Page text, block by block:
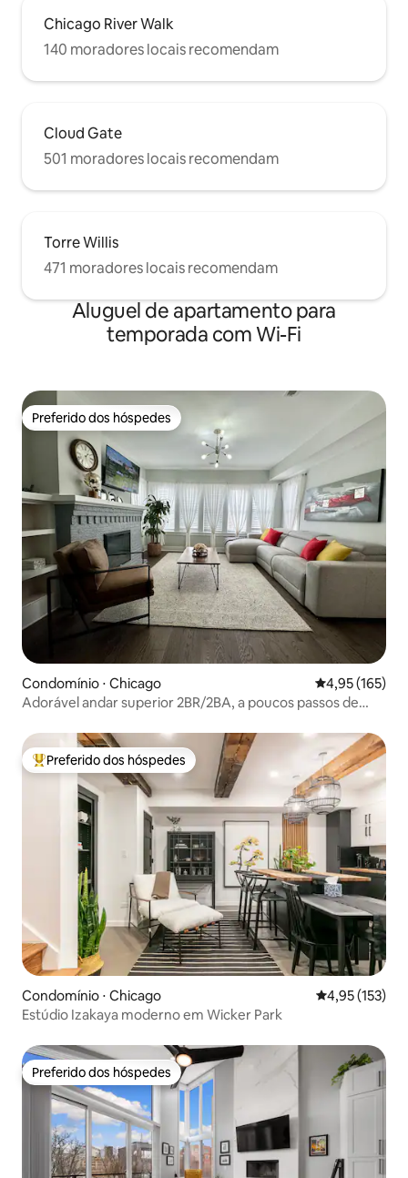
Chicago River Walk
140 moradores locais recomendam
Cloud Gate
501 moradores locais recomendam
Torre Willis
471 moradores locais recomendam
Aluguel de apartamento para
temporada com Wi-Fi
Preferido dos hóspedes
Preferido dos hóspedes
Condomínio ⋅ Chicago 4,95 de uma
4,95 (165)
Adorável andar superior 2BR/2BA, a poucos passos de
Entre os melhores preferidos dos hóspedes
Preferido dos hóspedes
Condomínio ⋅ Chicago 4,95 de uma
4,95 (153)
Estúdio Izakaya moderno em Wicker Park
Preferido dos hóspedes
Preferido dos hóspedes